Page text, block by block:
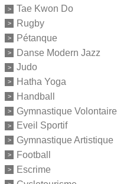
Tae Kwon Do
Rugby
Pétanque
Danse Modern Jazz
Judo
Hatha Yoga
Handball
Gymnastique Volontaire
Eveil Sportif
Gymnastique Artistique
Football
Escrime